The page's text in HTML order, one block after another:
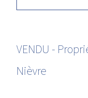
VENDU -
Nièvre